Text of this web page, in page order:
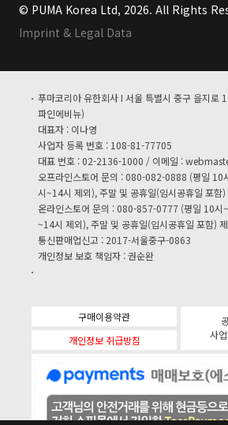
© PUMA Korea Ltd, 2026. All Rights
Imprint & Legal Data
푸마코리아 유한회사 I 서울 특별시 중구 을지로
파인에비뉴)
대표자 : 이나영
사업자 등록 번호 : 108-81-77705
대표 번호 : 02-2136-1000 / 이메일 :
오프라인스토어 문의 : 080-082-0888 (평일 10
시~14시 제외), 주말 및 공휴일(임시공휴일 포함)
온라인스토어 문의 : 080-857-0777 (평일 10시
~14시 제외), 주말 및 공휴일(임시공휴일 포함)
통신판매업신고 : 2017-서울중구-0863
개인정보 보호 책임자 : 권순완
구매이용약관
개인정보 취급방침
사